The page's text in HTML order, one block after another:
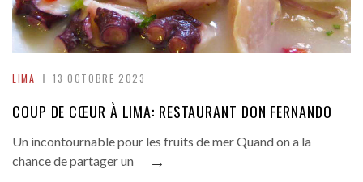
LIMA 13 OCTOBRE 2023
COUP DE CŒUR À LIMA: RESTAURANT DON FERNANDO
Un incontournable pour les fruits de mer Quand on a la
chance de partager un
→